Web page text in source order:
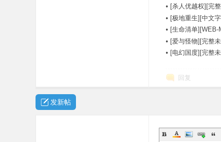
• [杀人优越权][完
• [极地重生][中文
• [生命清单
• [爱与怪物][完整
• [电幻国度][完整
回复
发新帖